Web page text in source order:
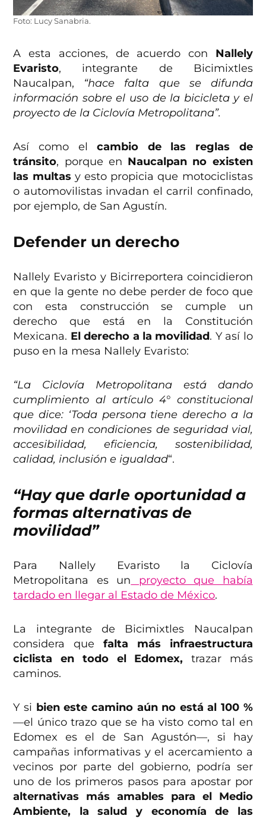
Foto: Lucy Sanabria.
A esta acciones, de acuerdo con Nallely
Evaristo, integrante de Bicimixtles
Naucalpan, “hace falta que se difunda
información sobre el uso de la bicicleta y el
proyecto de la Ciclovía Metropolitana”.
Así como elcambio de las reglas de
tránsito, porque en Naucalpan no existen
las multas y esto propicia que motociclistas
o automovilistas invadan el carril confinado,
por ejemplo, de San Agustín.
Defender un derecho
Nallely Evaristo y Bicirreportera coincidieron
en que la gente no debe perder de foco que
con esta construcción se cumple un
derecho que está en la Constitución
Mexicana. El derecho a la movilidad. Y así lo
puso en la mesa Nallely Evaristo:
“La Ciclovía Metropolitana está dando
cumplimiento al artículo 4° constitucional
que dice: ‘Toda persona tiene derecho a la
movilidad en condiciones de seguridad vial,
accesibilidad, eficiencia, sostenibilidad,
calidad, inclusión e igualdad“.
“Hay que darle oportunidad a
formas alternativas de
movilidad”
Para Nallely Evaristo la Ciclovía
Metropolitana es un proyecto que había
tardado en llegar al Estado de México.
La integrante de Bicimixtles Naucalpan
considera que falta más infraestructura
ciclista en todo el Edomex, trazar más
caminos.
Y si bien este camino aún no está al 100 %
—el único trazo que se ha visto como tal en
Edomex es el de San Agustón—, si hay
campañas informativas y el acercamiento a
vecinos por parte del gobierno, podría ser
uno de los primeros pasos para apostar por
alternativas más amables para el Medio
Ambiente, la salud y economía de las